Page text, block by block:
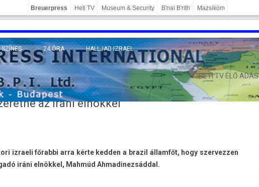
Breuerpress Heti TV Museum & Security B'nai B'rith Mazsiköm
TUDOMÁNY
SZÍNES 24 ÓRA HALLJAD IZRAEL
HETI TV ÉLŐ ADÁS
az iráni elnökkel
iz­raeli főrabbi arra kérte kedd­en a brazil államfőt, hogy szer­vezz­en
iráni elnökkel, Mahmúd Ah­madinez­sádd­al.